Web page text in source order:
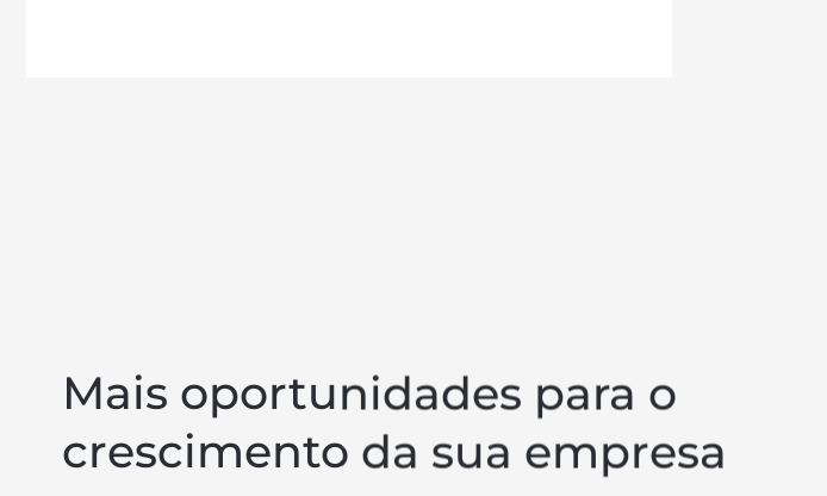
Mais oportunidades para o
crescimento da sua empresa